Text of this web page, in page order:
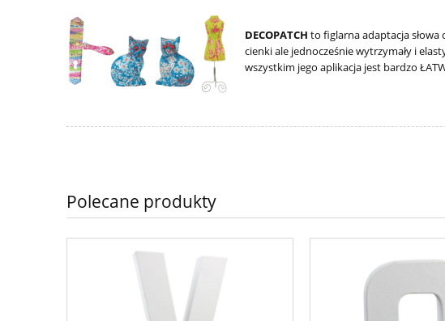
DECOPATCH to figlarna adaptacja słowa
cienki ale jednocześnie wytrzymały i
wszystkim jego aplikacja jest bardzo
Polecane produkty